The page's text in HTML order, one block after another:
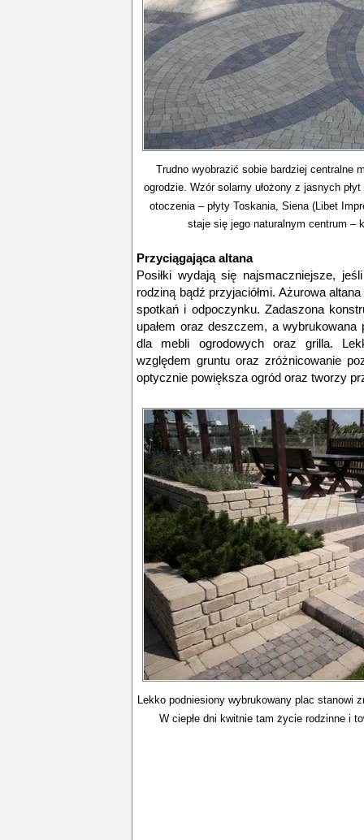
Trudno wyobrazić sobie bardziej centralne
ogrodzie. Wzór solarny ułożony z jasnych
otoczenia – płyty Toskania, Siena (Libet
staje się jego naturalnym centrum –
Przyciągająca altana
Posiłki wydają się najsmaczniejsze,
rodziną bądź przyjaciółmi. Ażurowa
spotkań i odpoczynku. Zadaszona
upałem oraz deszczem, a wybrukowana
dla mebli ogrodowych oraz grilla.
względem gruntu oraz zróżnicowanie
optycznie powiększa ogród oraz tworzy
Lekko podniesiony wybrukowany plac stanowi
W ciepłe dni kwitnie tam życie rodzinne i